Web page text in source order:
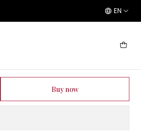
EN
Buy now